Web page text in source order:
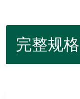
完整规格